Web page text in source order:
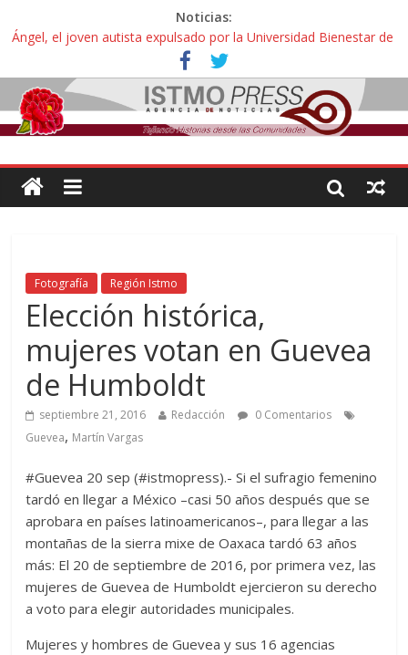
Noticias:
Ángel, el joven autista expulsado por la Universidad Bienestar de
Ixtepec, Oaxaca vuelve a las aulas tras amparo
Familiares de periodista Alejandro Leyva se reúnen con titular de
la SEGOB y exigen detener a los autores materiales e
intelectuales de su asesinato
Alertan pescadores de Juchitán, Oaxaca de nuevo despojo de su
Pescadores y comuneros ikoots detienen la extracción ilegal de
material pétreo de gravera Oyamel
Fotografía Región Istmo
Elección histórica,
mujeres votan en Guevea
de Humboldt
septiembre 21, 2016 Redacción
0 Comentarios
Guevea, Martín Vargas
#Guevea 20 sep (#istmopress).- Si el sufragio femenino
tardó en llegar a México –casi 50 años después que se
aprobara en países latinoamericanos–, para llegar a las
montañas de la sierra mixe de Oaxaca tardó 63 años
más: El 20 de septiembre de 2016, por primera vez, las
mujeres de Guevea de Humboldt ejercieron su derecho
a voto para elegir autoridades municipales.
Mujeres y hombres de Guevea y sus 16 agencias